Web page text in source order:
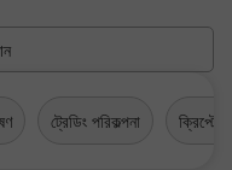
ট্রেডিং পরিকল্পনা